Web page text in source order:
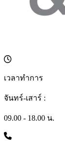
เวลาทำการ
จันทร์-เสาร์ :
09.00 - 18.00 น.